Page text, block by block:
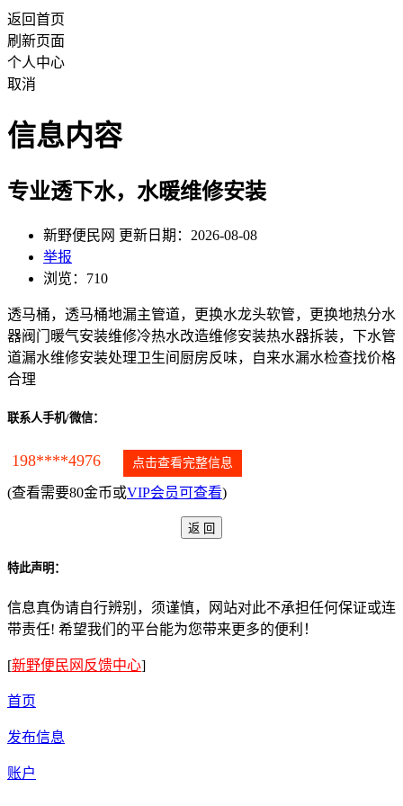
返回首页
刷新页面
个人中心
取消
信息内容
专业透下水，水暖维修安装
新野便民网 更新日期：2026-08-08
举报
浏览：710
透马桶，透马桶地漏主管道，更换水龙头软管，更换地热分水
器阀门暖气安装维修冷热水改造维修安装热水器拆装，下水管
道漏水维修安装处理卫生间厨房反味，自来水漏水检查找价格
合理
联系人手机/微信：
198****4976 点击查看完整信息
(查看需要80金币或VIP会员可查看)
特此声明：
信息真伪请自行辨别，须谨慎，网站对此不承担任何保证或连
带责任! 希望我们的平台能为您带来更多的便利！
[新野便民网反馈中心]
首页
发布信息
账户